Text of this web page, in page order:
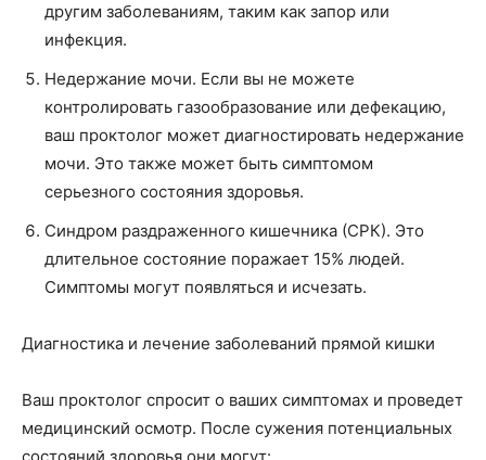
другим заболеваниям, таким как запор или
инфекция.
Недержание мочи. Если вы не можете
контролировать газообразование или дефекацию,
ваш проктолог может диагностировать недержание
мочи. Это также может быть симптомом
серьезного состояния здоровья.‌
Синдром раздраженного кишечника (СРК). Это
длительное состояние поражает 15% людей.
Симптомы могут появляться и исчезать.
Диагностика и лечение заболеваний прямой кишки
Ваш проктолог спросит о ваших симптомах и проведет
медицинский осмотр. После сужения потенциальных